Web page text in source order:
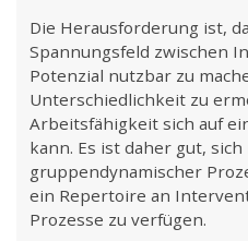
Die Herausforderung ist,
Spannungsfeld zwischen
Potenzial nutzbar zu
Unterschiedlichkeit zu
Arbeitsfähigkeit sich auf
kann. Es ist daher gut,
gruppendynamischer
ein Repertoire an
Prozesse zu verfügen.